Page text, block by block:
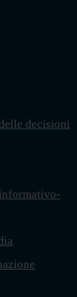
decisioni